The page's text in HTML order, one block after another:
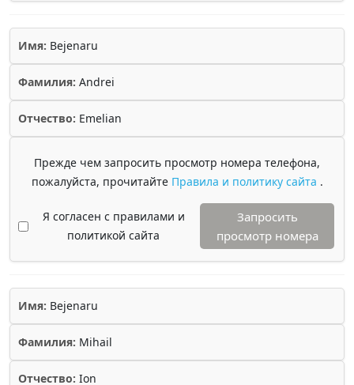
Имя: Bejenaru
Фамилия: Andrei
Отчество: Emelian
Прежде чем запросить просмотр номера телефона,
пожалуйста, прочитайте Правила и политику сайта .
Я согласен с правилами и
политикой сайта
Запросить
просмотр номера
Имя: Bejenaru
Фамилия: Mihail
Отчество: Ion